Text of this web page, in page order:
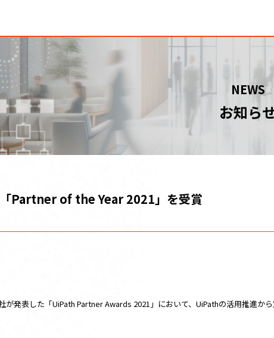
推進サービス
NEWS
お知ら
Partner of the Year 2021」を受賞
が発表した「UiPath Partner Awards 2021」において、UiPathの活用推進